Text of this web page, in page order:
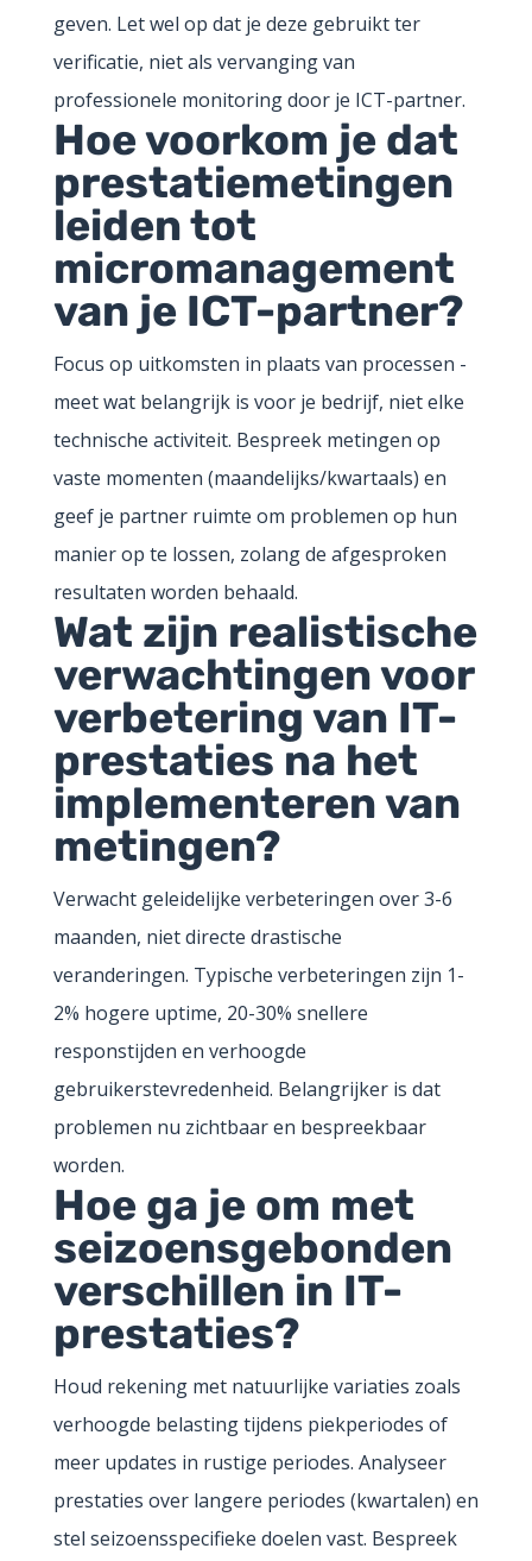
geven. Let wel op dat je deze gebruikt ter
verificatie, niet als vervanging van
professionele monitoring door je ICT-partner.
Hoe voorkom je dat
prestatiemetingen
leiden tot
micromanagement
van je ICT-partner?
Focus op uitkomsten in plaats van processen -
meet wat belangrijk is voor je bedrijf, niet elke
technische activiteit. Bespreek metingen op
vaste momenten (maandelijks/kwartaals) en
geef je partner ruimte om problemen op hun
manier op te lossen, zolang de afgesproken
resultaten worden behaald.
Wat zijn realistische
verwachtingen voor
verbetering van IT-
prestaties na het
implementeren van
metingen?
Verwacht geleidelijke verbeteringen over 3-6
maanden, niet directe drastische
veranderingen. Typische verbeteringen zijn 1-
2% hogere uptime, 20-30% snellere
responstijden en verhoogde
gebruikerstevredenheid. Belangrijker is dat
problemen nu zichtbaar en bespreekbaar
worden.
Hoe ga je om met
seizoensgebonden
verschillen in IT-
prestaties?
Houd rekening met natuurlijke variaties zoals
verhoogde belasting tijdens piekperiodes of
meer updates in rustige periodes. Analyseer
prestaties over langere periodes (kwartalen) en
stel seizoensspecifieke doelen vast. Bespreek